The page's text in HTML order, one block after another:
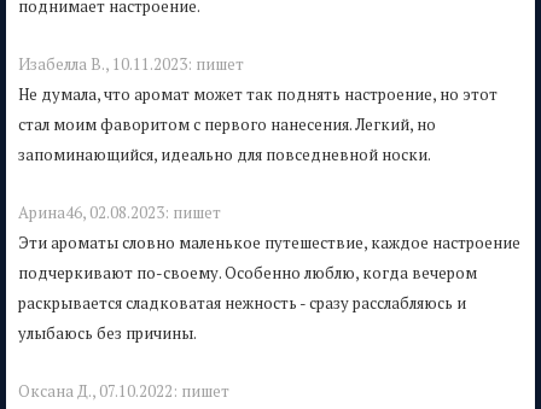
поднимает настроение.
Изабелла В., 10.11.2023: пишет
Не думала, что аромат может так поднять настроение, но этот
стал моим фаворитом с первого нанесения. Легкий, но
запоминающийся, идеально для повседневной носки.
Арина46, 02.08.2023: пишет
Эти ароматы словно маленькое путешествие, каждое настроение
подчеркивают по-своему. Особенно люблю, когда вечером
раскрывается сладковатая нежность - сразу расслабляюсь и
улыбаюсь без причины.
Оксана Д., 07.10.2022: пишет